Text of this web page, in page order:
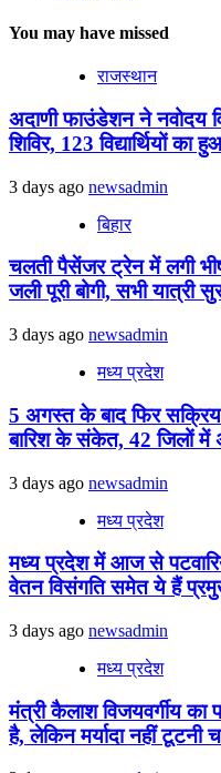
You may have missed
राजस्थान
अदाणी फाउंडेशन ने नवोदय
शिविर, 123 विद्यार्थियों का
3 days ago newsadmin
बिहार
चलती पैसेंजर ट्रेन में लगी
जली पूरी बोगी, सभी यात्री
3 days ago newsadmin
मध्य प्रदेश
5 अगस्त के बाद फिर
बारिश के संकेत, 42 जिलों में
3 days ago newsadmin
मध्य प्रदेश
मध्य प्रदेश में आज से
वेतन विसंगति समेत ये हैं
3 days ago newsadmin
मध्य प्रदेश
मंत्री कैलाश विजयवर्गीय
है, लेकिन मर्यादा नहीं टूटनी